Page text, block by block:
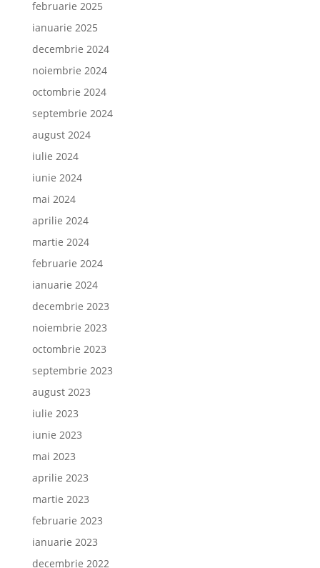
februarie 2025
ianuarie 2025
decembrie 2024
noiembrie 2024
octombrie 2024
septembrie 2024
august 2024
iulie 2024
iunie 2024
mai 2024
aprilie 2024
martie 2024
februarie 2024
ianuarie 2024
decembrie 2023
noiembrie 2023
octombrie 2023
septembrie 2023
august 2023
iulie 2023
iunie 2023
mai 2023
aprilie 2023
martie 2023
februarie 2023
ianuarie 2023
decembrie 2022